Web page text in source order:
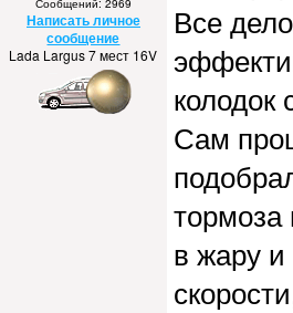
Сообщений: 2969
Написать личное
сообщение
Lada Largus 7 мест 16V
Все
Сам
в жару